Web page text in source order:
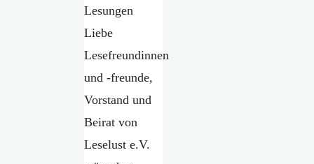
Lesungen
Liebe
Lesefreundinnen
und -freunde,
Vorstand und
Beirat von
Leselust e.V.